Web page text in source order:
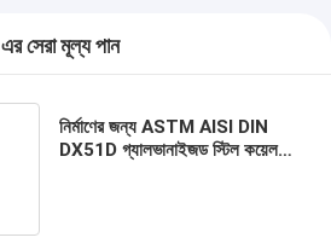
এর সেরা মূল্য পান
নির্মাণের জন্য ASTM AISI DIN
DX51D গ্যালভানাইজড স্টিল কয়েল